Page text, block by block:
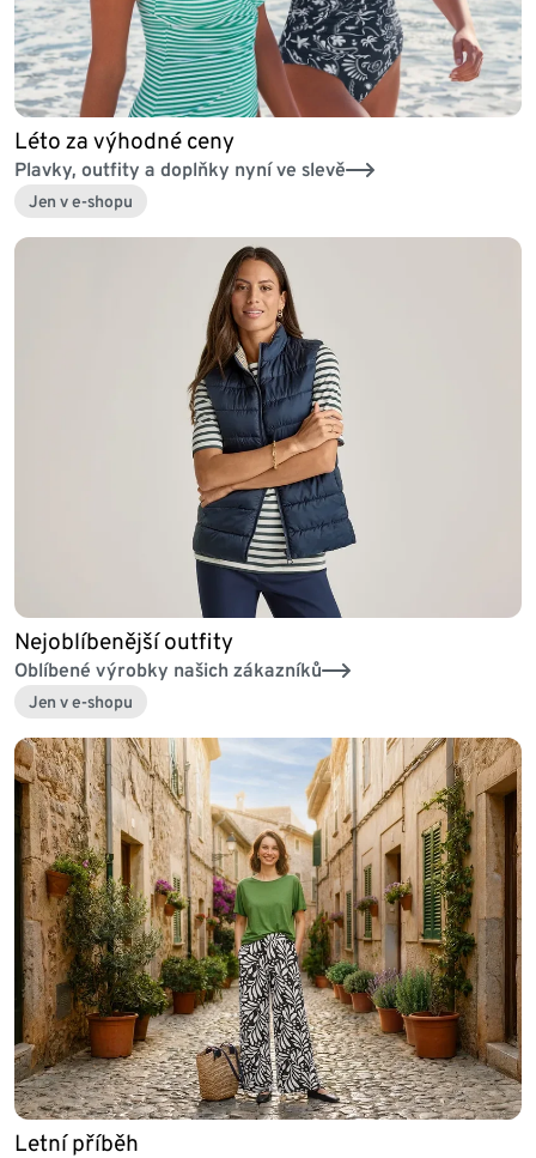
Léto za výhodné ceny
Plavky, outfity a doplňky nyní ve slevě
Jen v e-shopu
Nejoblíbenější outfity
Oblíbené výrobky našich zákazníků
Jen v e-shopu
Letní příběh